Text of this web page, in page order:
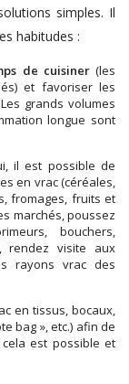
simples. Il
habitudes :
de cuisiner(les
et favoriser les
grands volumes
longue sont
il est possible de
en vrac (céréales,
fromages, fruits et
marchés, poussez
bouchers,
rendez visite aux
rayons vrac des
en tissus, bocaux,
bag », etc.) afin de
est possible et